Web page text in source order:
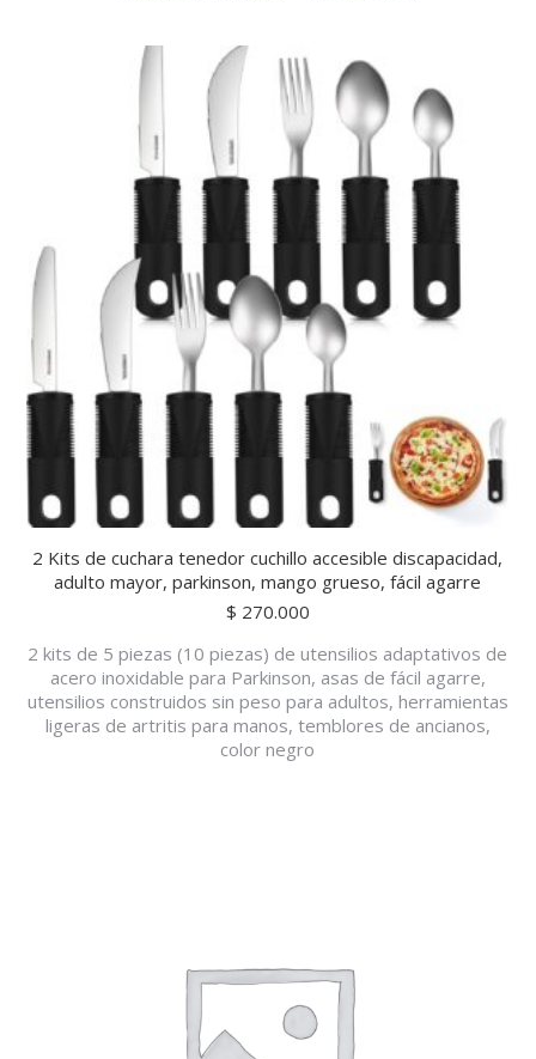
2 Kits de cuchara tenedor cuchillo accesible discapacidad,
adulto mayor, parkinson, mango grueso, fácil agarre
$ 270.000
2 kits de 5 piezas (10 piezas) de utensilios adaptativos de
acero inoxidable para Parkinson, asas de fácil agarre,
utensilios construidos sin peso para adultos, herramientas
ligeras de artritis para manos, temblores de ancianos,
color negro